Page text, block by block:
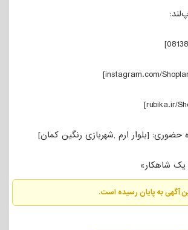
حضوری: [بلوار ارم ,شهربازی رنگین کمان]
یک شاهکار»
آگهی به پایان رسیده است.